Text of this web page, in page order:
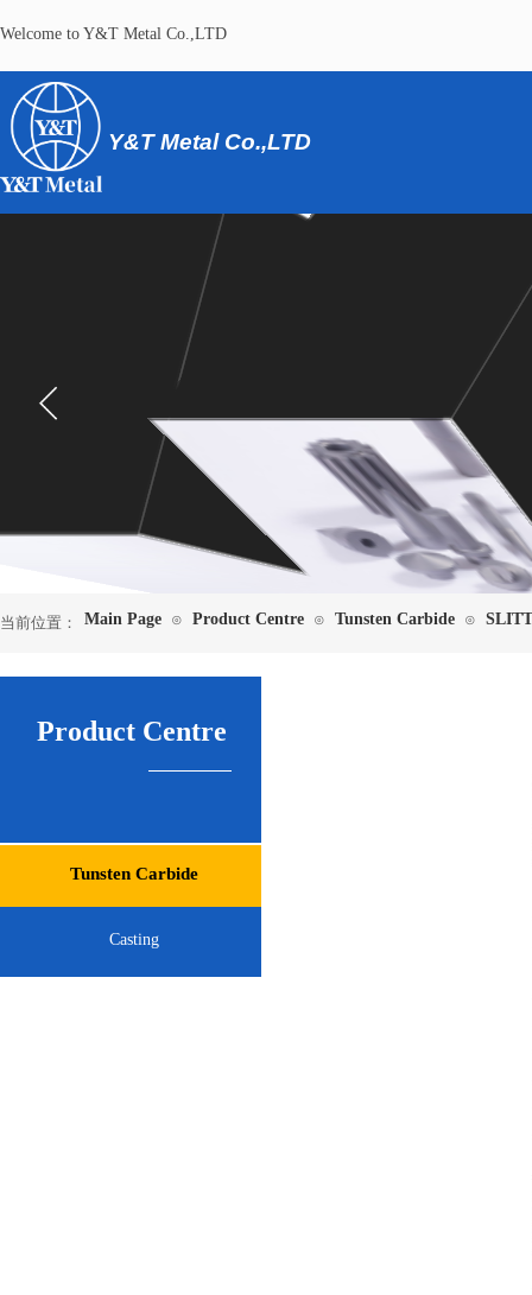
​Welcome to Y&T Metal Co.,LTD
Y&T Metal Co.,LTD
Main Page ⊙ Product Centre ⊙ Tunsten Carbide ⊙
当前位置：
Product Centre
Tunsten Carbide
Casting